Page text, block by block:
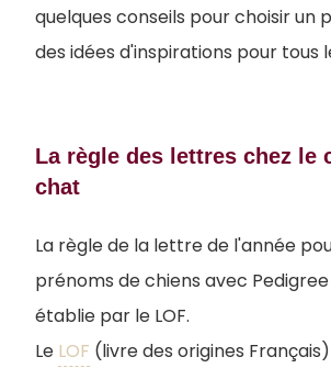
quelques conseils pour choisir un
des idées d'inspirations pour tous
La règle des lettres chez le
chat
La règle de la lettre de l'année
prénoms de chiens avec
établie par le LOF.
Le LOF (livre des origines